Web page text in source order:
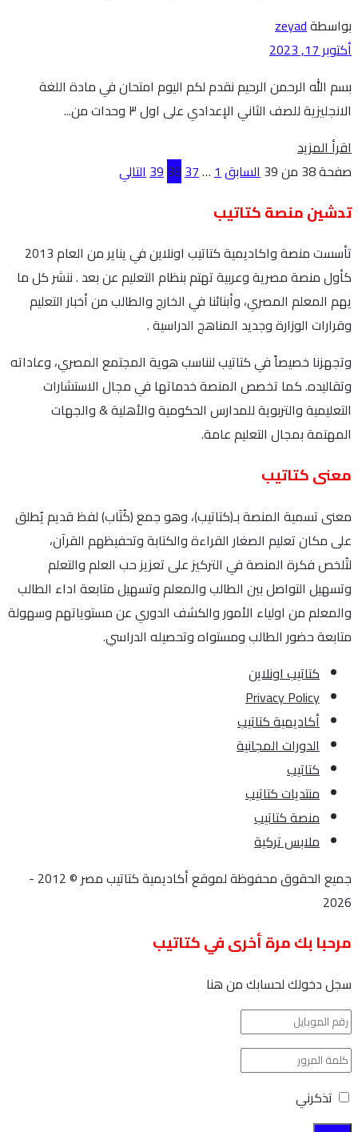
بواسطة zeyad
أكتوبر 17, 2023
بسم الله الرحمن الرحيم نقدم لكم اليوم امتحان في مادة اللغة
الانجليزية للصف الثاني الإعدادي على اول ٣ وحدات من...
اقرأ المزيدDetails
صفحة 38 من 39
السابق 1
…
37
38
39 التالي
تدشين منصة كتاتيب
تأسست منصة واكاديمية كتاتيب اونلاين في يناير من العام 2013
كأول منصة مصرية وعربية تهتم بنظام التعليم عن بعد . ننشر كل ما
يهم المعلم المصري، وأبنائنا في الخارج والطالب من أخبار التعليم
وقرارات الوزارة وجديد المناهج الدراسية .
وتجهزنا خصيصاً في كتاتيب لنناسب هوية المجتمع المصري، وعاداته
وتقاليده. كما تخصص المنصة خدماتها في مجال الاستشارات
التعليمية والتربوية للمدارس الحكومية والأهلية & والجهات
المهتمة بمجال التعليم عامة.
معنى كتاتيب
معنى تسمية المنصة بـ(كتاتيب)، وهو جمع (كُتَاب) لفظ قديم يُطلق
على مكان تعليم الصغار القراءة والكتابة وتحفيظهم القرآن،
لتُلخص فكرة المنصة في التركيز على تعزيز حب العلم والتعلم
وتسهيل التواصل بين الطالب والمعلم وتسهيل متابعة اداء الطالب
والمعلم من اولياء الأمور والكشف الدوري عن مستوياتهم وسهولة
متابعة حضور الطالب ومستواه وتحصيله الدراسي.
كتاتيب اونلاين
Privacy Policy
أكاديمية كتاتيب
الدورات المجانية
كتاتيب
منتديات كتاتيب
منصة كتاتيب
ملابس تركية
جميع الحقوق محفوظة لموقع أكاديمية كتاتيب مصر © 2012 -
2026
مرحبا بك مرة أخرى في كتاتيب
سجل دخولك لحسابك من هنا
تذكرني